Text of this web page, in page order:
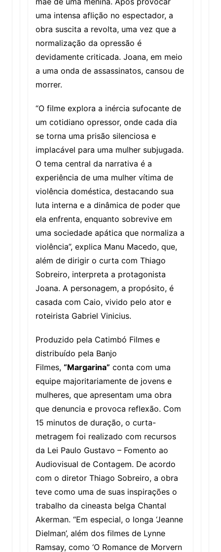
uma intensa aflição no espectador, a
obra suscita a revolta, uma vez que a
normalização da opressão é
devidamente criticada. Joana, em meio
a uma onda de assassinatos, cansou de
morrer.
“O filme explora a inércia sufocante de
um cotidiano opressor, onde cada dia
se torna uma prisão silenciosa e
implacável para uma mulher subjugada.
O tema central da narrativa é a
experiência de uma mulher vítima de
violência doméstica, destacando sua
luta interna e a dinâmica de poder que
ela enfrenta, enquanto sobrevive em
uma sociedade apática que normaliza a
violência”, explica Manu Macedo, que,
além de dirigir o curta com Thiago
Sobreiro, interpreta a protagonista
Joana. A personagem, a propósito, é
casada com Caio, vivido pelo ator e
roteirista Gabriel Vinicius.
Produzido pela Catimbó Filmes e
distribuído pela Banjo
Filmes, “Margarina” conta com uma
equipe majoritariamente de jovens e
mulheres, que apresentam uma obra
que denuncia e provoca reflexão. Com
15 minutos de duração, o curta-
metragem foi realizado com recursos
da Lei Paulo Gustavo – Fomento ao
Audiovisual de Contagem. De acordo
com o diretor Thiago Sobreiro, a obra
teve como uma de suas inspirações o
trabalho da cineasta belga Chantal
Akerman. “Em especial, o longa ‘Jeanne
Dielman’, além dos filmes de Lynne
Ramsay, como ‘O Romance de Morvern